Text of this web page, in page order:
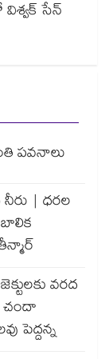
సేన్
పవనాలు
నీరు | ధరల
బాలిక
వరద
చందా
పెద్దన్న